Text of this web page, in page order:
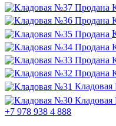
Продана
Продана
Продана
Продана
Продана
Продана
+7 978 938 4 888